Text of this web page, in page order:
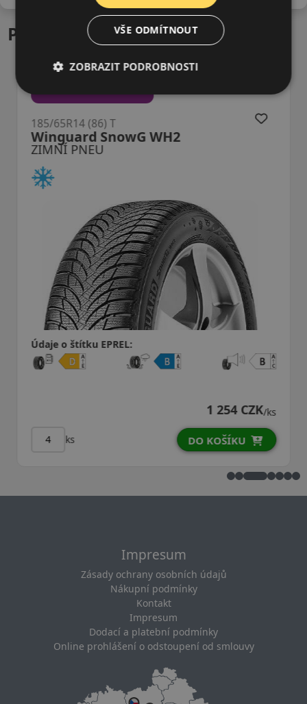
Podobné produkty
ZIMNÍ PNEU
Winguard SnowG WH2
185/65R14 (86) T
Údaje o štítku EPREL:
1 254 CZK/ks
ks DO KOŠÍKU
Impresum
Zásady ochrany osobních údajů
Nákupní podmínky
Kontakt
Impresum
Dodací a platební podmínky
Online prohlášení o odstoupení od smlouvy
VŠE ODMÍTNOUT
ZOBRAZIT PODROBNOSTI